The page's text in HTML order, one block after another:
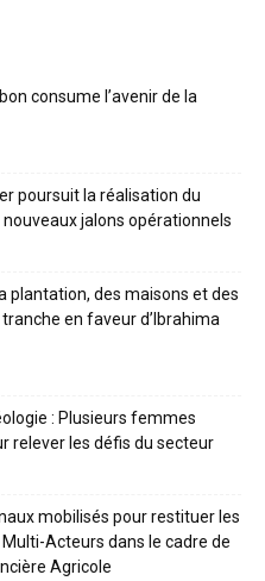
consume l’avenir de la
poursuit la réalisation du
jalons opérationnels
plantation, des maisons et des
en faveur d’Ibrahima
: Plusieurs femmes
relever les défis du secteur
mobilisés pour restituer les
Acteurs dans le cadre de
Agricole